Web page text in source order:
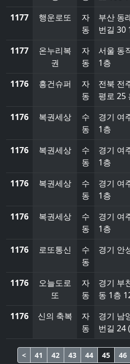
1177 행운로또
자
동
부산 동
번길 30
1177
온누리복
권
자
동
서울 동
1층
1176 흥건슈퍼
자
동
전북 전
평로 25
1176 복권세상
수
동
경기 여
1층
1176 복권세상
수
동
경기 여
1층
1176 복권세상
수
동
경기 여
1층
1176 복권세상
수
동
경기 여
1층
1176 로또통신
수
동
경기 안
1176
오늘도로
또
자
동
경기 부
동 1층
1176 신의 축복
자
동
경기 남
번길 24
< 41 42 43 44 45 46